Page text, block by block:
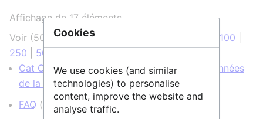
Affichage de 17 éléments.
Voir (50 précédentes 100
250
500
Cat OPIDoR, wiki des services dédiés aux données
de la recherche (← liens
FAQ ( ← liens )
Cookies
We use cookies (and similar
technologies) to personalise
content, improve the website and
analyse traffic.